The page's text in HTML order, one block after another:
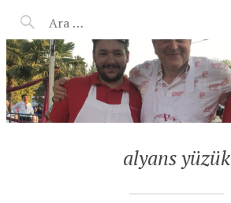
AHMET KATER
ATEŞINDE
MANGAL PARTISI
HIZMETLERI
alyans yüzük